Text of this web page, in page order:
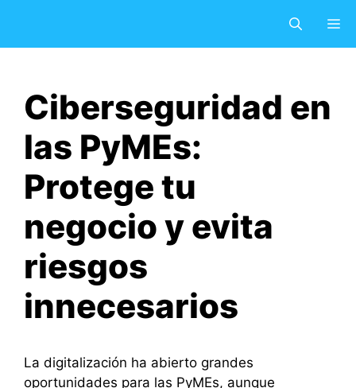
contenido
Ciberseguridad en
las PyMEs:
Protege tu
negocio y evita
riesgos
innecesarios
La digitalización ha abierto grandes
oportunidades para las PyMEs, aunque